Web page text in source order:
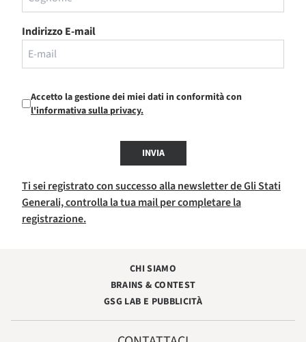
Indirizzo E-mail
Accetto la gestione dei miei dati in conformità con
l'informativa sulla privacy.
INVIA
Ti sei registrato con successo alla newsletter de Gli Stati
Generali, controlla la tua mail per completare la
registrazione.
CHI SIAMO
BRAINS & CONTEST
GSG LAB E PUBBLICITÀ